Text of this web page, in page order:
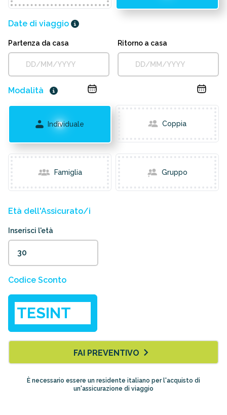
Date di viaggio
Partenza da casa Ritorno a casa
Modalità
Individuale Coppia
Famiglia Gruppo
Età dell'Assicurato/i
Inserisci l'età
Codice Sconto
FAI PREVENTIVO
È necessario essere un residente italiano per l'acquisto di
un'assicurazione di viaggio